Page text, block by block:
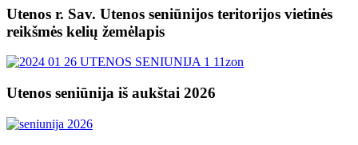
Utenos r. Sav. Utenos seniūnijos teritorijos vietinės
reikšmės kelių žemėlapis
Utenos seniūnija iš aukštai 2026